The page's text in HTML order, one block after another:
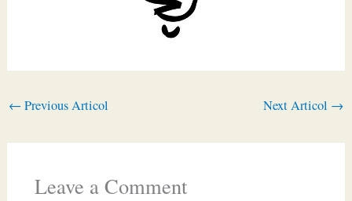
← Previous Articol Next Articol →
Leave a Comment